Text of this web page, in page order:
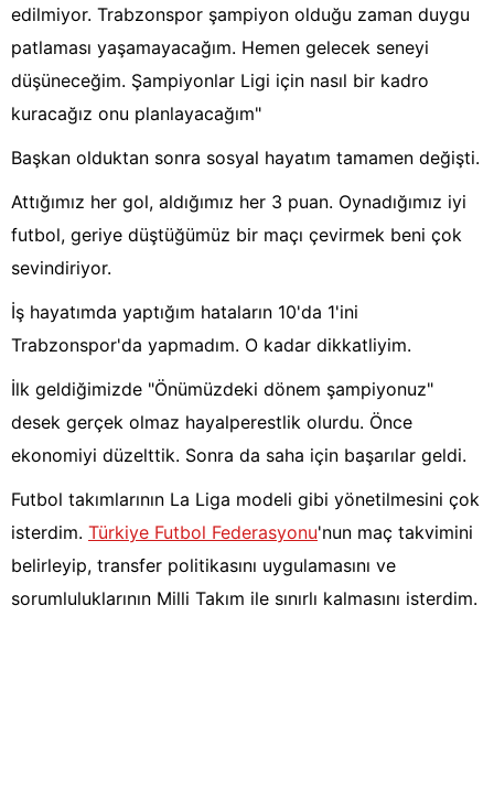
edilmiyor. Trabzonspor şampiyon olduğu zaman duygu
patlaması yaşamayacağım. Hemen gelecek seneyi
düşüneceğim. Şampiyonlar Ligi için nasıl bir kadro
kuracağız onu planlayacağım"
Başkan olduktan sonra sosyal hayatım tamamen değişti.
Attığımız her gol, aldığımız her 3 puan. Oynadığımız iyi
futbol, geriye düştüğümüz bir maçı çevirmek beni çok
sevindiriyor.
İş hayatımda yaptığım hataların 10'da 1'ini
Trabzonspor'da yapmadım. O kadar dikkatliyim.
İlk geldiğimizde "Önümüzdeki dönem şampiyonuz"
desek gerçek olmaz hayalperestlik olurdu. Önce
ekonomiyi düzelttik. Sonra da saha için başarılar geldi.
Futbol takımlarının La Liga modeli gibi yönetilmesini çok
isterdim. Türkiye Futbol Federasyonu'nun maç takvimini
belirleyip, transfer politikasını uygulamasını ve
sorumluluklarının Milli Takım ile sınırlı kalmasını isterdim.